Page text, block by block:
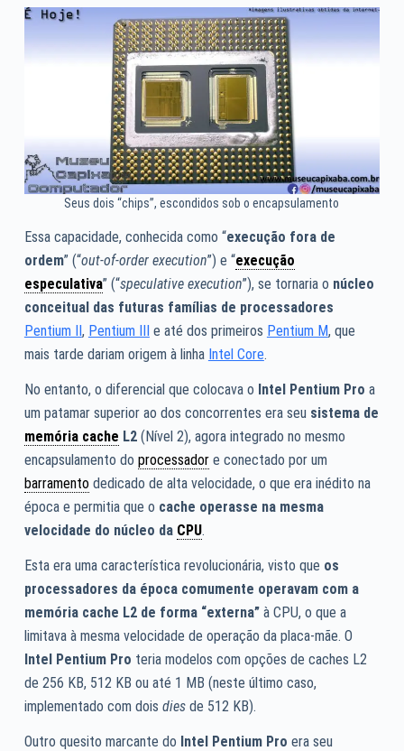
Seus dois “chips”, escondidos sob o encapsulamento
Essa capacidade, conhecida como “execução fora de
ordem” (“out-of-order execution”) e “execução
especulativa” (“speculative execution”), se tornaria o núcleo
conceitual das futuras famílias de processadores
Pentium II, Pentium IIIe até dos primeiros Pentium M, que
mais tarde dariam origem à linha Intel Core.
No entanto, o diferencial que colocava o Intel Pentium Pro a
um patamar superior ao dos concorrentes era seu sistema de
memória cache L2(Nível 2), agora integrado no mesmo
encapsulamento do processadore conectado por um
barramentodedicado de alta velocidade, o que era inédito na
época e permitia que o cache operasse na mesma
velocidade do núcleo da CPU.
Esta era uma característica revolucionária, visto que os
processadores da época comumente operavam com a
memória cache L2 de forma “externa”à CPU, o que a
limitava à mesma velocidade de operação da placa-mãe. O
Intel Pentium Pro teria modelos com opções de caches L2
de 256 KB, 512 KB ou até 1 MB (neste último caso,
implementado com dois dies de 512 KB).
Outro quesito marcante do Intel Pentium Pro era seu